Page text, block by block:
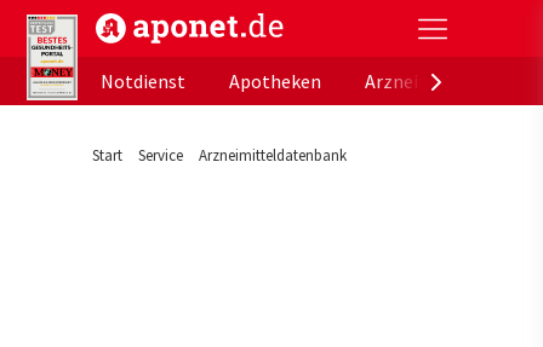
aponet.de - Das offizielle Gesundheitsportal der
Notdienst
Apotheken
Start Service Arzneimitteldatenbank